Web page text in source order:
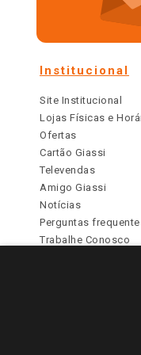
Institucional
Site Institucional
Lojas Físicas e
Ofertas
Cartão Giassi
Televendas
Amigo Giassi
Notícias
Perguntas
Trabalhe Conosco